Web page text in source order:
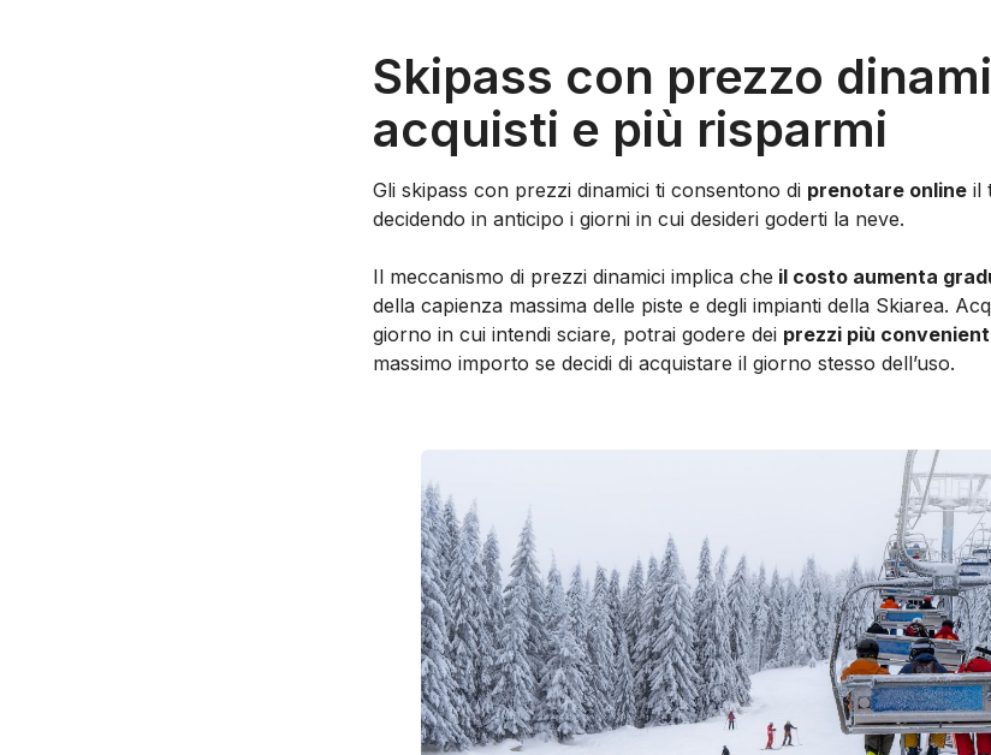
Skipass con prezzo
acquisti e più risparmi
Gli skipass con prezzi dinamici ti consentono di prenotare online il
decidendo in anticipo i giorni in cui desideri goderti la neve.
Il meccanismo di prezzi dinamici implica che il costo aumenta
della capienza massima delle piste e degli impianti della Skiarea.
giorno in cui intendi sciare, potrai godere dei prezzi più
massimo importo se decidi di acquistare il giorno stesso dell’uso.